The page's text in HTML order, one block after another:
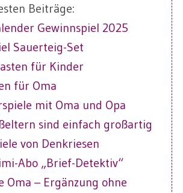
Beiträge:
Gewinnspiel 2025
Sauerteig-Set
für Kinder
für Oma
mit Oma und Opa
sind einfach großartig
von Denkriesen
Abo „Brief-Detektiv“
Oma – Ergänzung ohne